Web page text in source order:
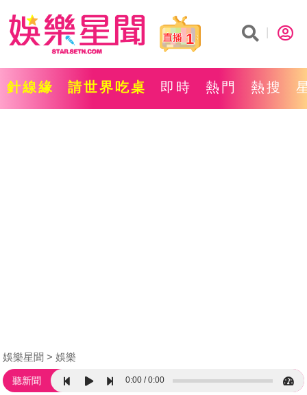
1
針線緣 請世界吃桌 即時 熱門 熱搜
娛樂星聞 娛樂
聽新聞 0:00 0:00